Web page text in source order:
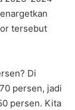
tersebut
Di
persen, jadi
persen. Kita